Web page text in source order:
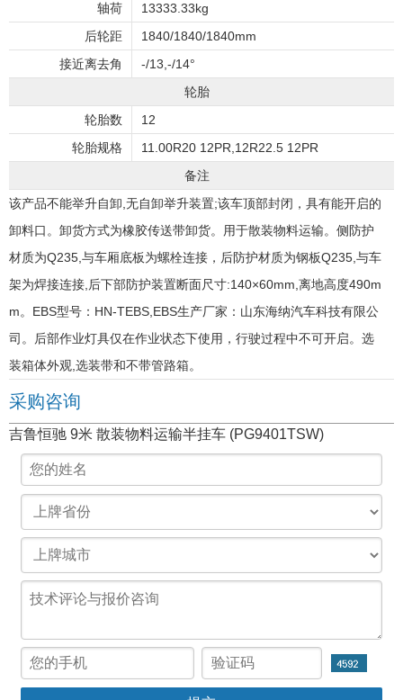
轴荷
13333.33kg
后轮距
1840/1840/1840mm
接近离去角
-/13,-/14°
轮胎
轮胎数
12
轮胎规格
11.00R20 12PR,12R22.5 12PR
备注
该产品不能举升自卸,无自卸举升装置;该车顶部封闭，具有能开启的
卸料口。卸货方式为橡胶传送带卸货。用于散装物料运输。侧防护
材质为Q235,与车厢底板为螺栓连接，后防护材质为钢板Q235,与车
架为焊接连接,后下部防护装置断面尺寸:140×60mm,离地高度490m
m。EBS型号：HN-TEBS,EBS生产厂家：山东海纳汽车科技有限公
司。后部作业灯具仅在作业状态下使用，行驶过程中不可开启。选
装箱体外观,选装带和不带管路箱。
采购咨询
吉鲁恒驰 9米 散装物料运输半挂车 (PG9401TSW)